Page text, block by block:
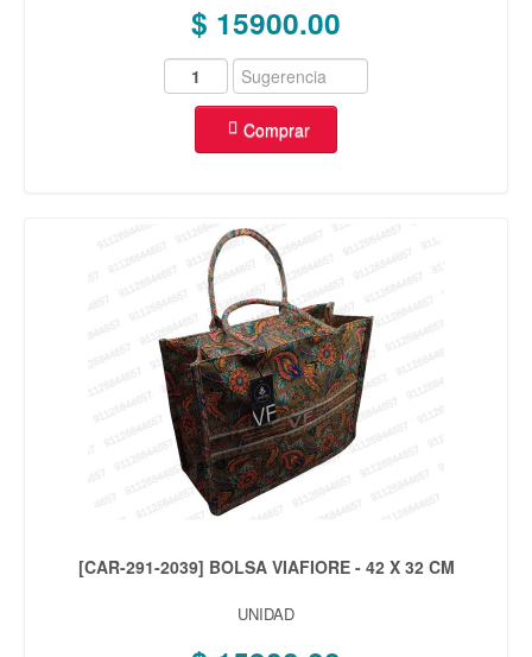
$ 15900.00
Comprar
[CAR-291-2039] BOLSA VIAFIORE - 42 X 32 CM
UNIDAD